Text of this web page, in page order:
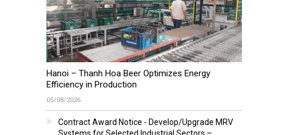
Hanoi – Thanh Hoa Beer Optimizes Energy
Efficiency in Production
05/08/2026
Contract Award Notice - Develop/Upgrade MRV